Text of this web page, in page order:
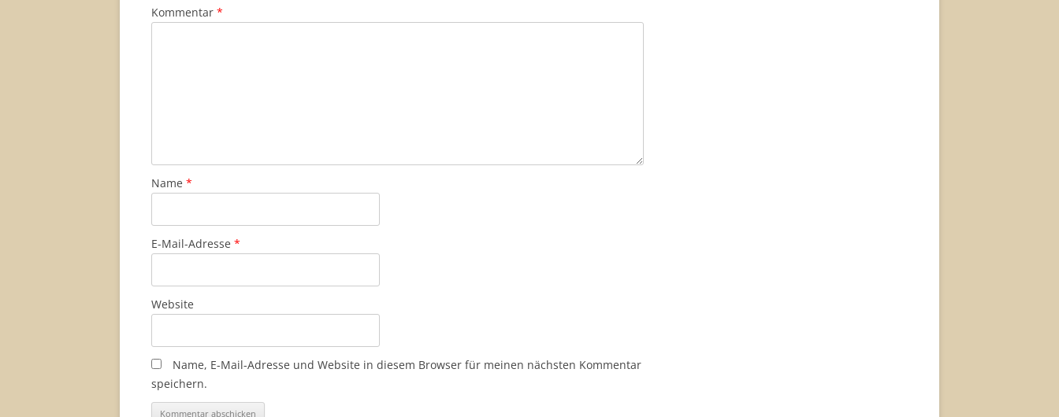
Kommentar *
Name *
E-Mail-Adresse *
Website
Name, E-Mail-Adresse und Website in diesem Browser für meinen nächsten Kommentar
speichern.